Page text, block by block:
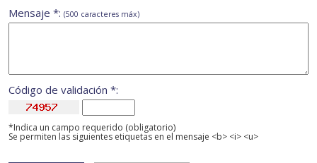
Mensaje *: (500 caracteres máx)
Código de validación *:
*Indica un campo requerido (obligatorio)
Se permiten las siguientes etiquetas en el mensaje <b> <i> <u>